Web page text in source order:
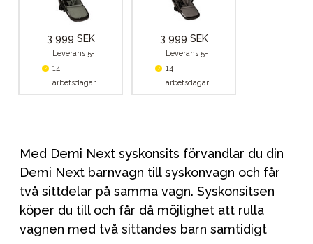
3 999 SEK
Leverans 5-
14
arbetsdagar
3 999 SEK
Leverans 5-
14
arbetsdagar
Med Demi Next syskonsits förvandlar du din
Demi Next barnvagn till syskonvagn och får
två sittdelar på samma vagn. Syskonsitsen
köper du till och får då möjlighet att rulla
vagnen med två sittandes barn samtidigt